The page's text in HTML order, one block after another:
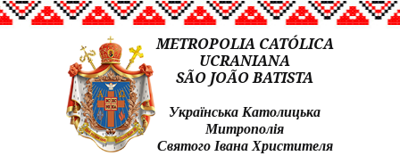
METROPOLIA CATÓLICA
UCRANIANA
SÃO JOÃO BATISTA
Українська Католицька
Митрополія
Святого Івана Христителя